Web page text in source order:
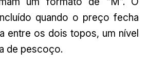
quando o preço fecha
entre os dois topos, um nível
de pescoço.